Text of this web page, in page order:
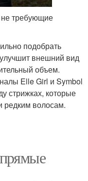
не требующие
подобрать
внешний вид
объем.
Elle Girl и Symbol
стрижках, которые
редким волосам.